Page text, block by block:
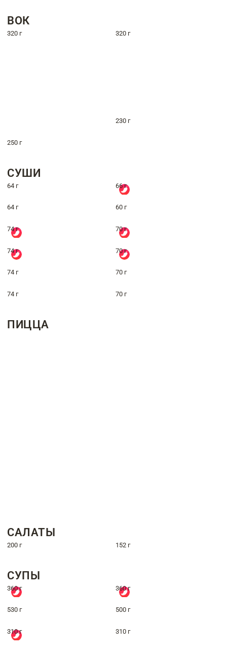
ВОК
320 г 320 г
230 г
250 г
СУШИ
64 г 66 г
64 г 60 г
74 г 70 г
74 г 70 г
74 г 70 г
74 г 70 г
ПИЦЦА
САЛАТЫ
200 г 152 г
СУПЫ
360 г 360 г
530 г 500 г
310 г 310 г